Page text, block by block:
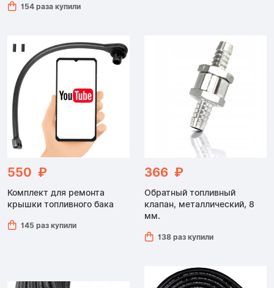
154 раза купили
550 ₽
Комплект для ремонта
крышки топливного бака
145 раз купили
366 ₽
Обратный топливный
клапан, металлический, 8
мм.
138 раз купили